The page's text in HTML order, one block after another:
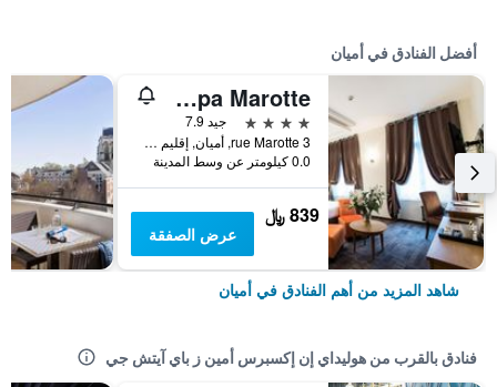
أفضل الفنادق في أميان
Hôtel Spa Marotte
4 نجوم
جيد 7.9
3 rue Marotte, أميان, إقليم سوم, فرنسا
0.0 كيلومتر عن وسط المدينة
839 ﷼
عرض الصفقة
شاهد المزيد من أهم الفنادق في أميان
فنادق بالقرب من هوليداي إن إكسبرس أمين ز باي آيتش جي